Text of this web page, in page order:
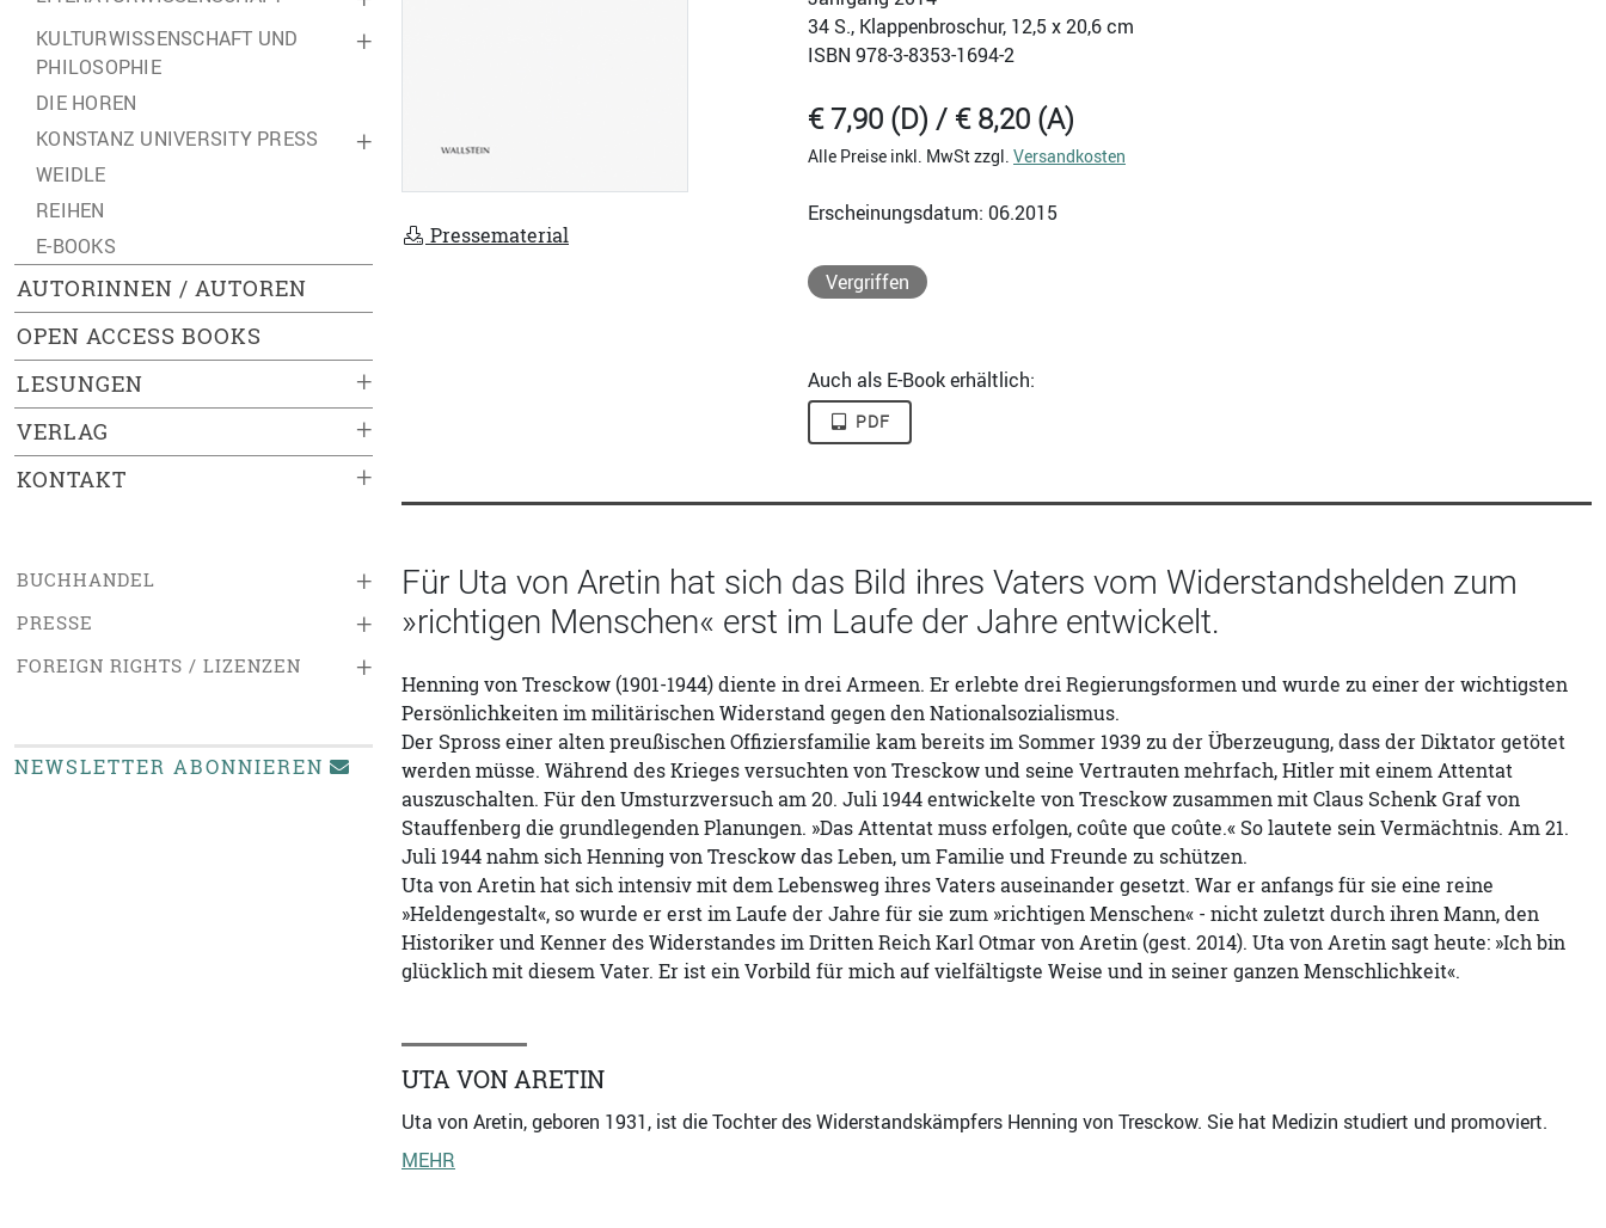
+
KULTURWISSENSCHAFT UND
PHILOSOPHIE
DIE HOREN
+
KONSTANZ UNIVERSITY PRESS
WEIDLE
REIHEN
E-BOOKS
AUTORINNEN / AUTOREN
OPEN ACCESS BOOKS
+
LESUNGEN
+
VERLAG
+
KONTAKT
+
BUCHHANDEL
+
PRESSE
+
FOREIGN RIGHTS / LIZENZEN
NEWSLETTER ABONNIEREN
Pressematerial
34 S., Klappenbroschur, 12,5 x 20,6 cm
ISBN 978-3-8353-1694-2
€ 7,90 (D) / € 8,20 (A)
Alle Preise inkl. MwSt zzgl. Versandkosten
Erscheinungsdatum: 06.2015
Vergriffen
Auch als E-Book erhältlich:
PDF
Für Uta von Aretin hat sich das Bild ihres Vaters vom Widerstandshelden zum
»richtigen Menschen« erst im Laufe der Jahre entwickelt.
Henning von Tresckow (1901-1944) diente in drei Armeen. Er erlebte drei Regierungsformen und wurde zu einer der wichtigsten
Persönlichkeiten im militärischen Widerstand gegen den Nationalsozialismus.
Der Spross einer alten preußischen Offiziersfamilie kam bereits im Sommer 1939 zu der Überzeugung, dass der Diktator getötet
werden müsse. Während des Krieges versuchten von Tresckow und seine Vertrauten mehrfach, Hitler mit einem Attentat
auszuschalten. Für den Umsturzversuch am 20. Juli 1944 entwickelte von Tresckow zusammen mit Claus Schenk Graf von
Stauffenberg die grundlegenden Planungen. »Das Attentat muss erfolgen, coûte que coûte.« So lautete sein Vermächtnis. Am 21.
Juli 1944 nahm sich Henning von Tresckow das Leben, um Familie und Freunde zu schützen.
Uta von Aretin hat sich intensiv mit dem Lebensweg ihres Vaters auseinander gesetzt. War er anfangs für sie eine reine
»Heldengestalt«, so wurde er erst im Laufe der Jahre für sie zum »richtigen Menschen« - nicht zuletzt durch ihren Mann, den
Historiker und Kenner des Widerstandes im Dritten Reich Karl Otmar von Aretin (gest. 2014). Uta von Aretin sagt heute: »Ich bin
glücklich mit diesem Vater. Er ist ein Vorbild für mich auf vielfältigste Weise und in seiner ganzen Menschlichkeit«.
UTA VON ARETIN
Uta von Aretin, geboren 1931, ist die Tochter des Widerstandskämpfers Henning von Tresckow. Sie hat Medizin studiert und promoviert.
MEHR